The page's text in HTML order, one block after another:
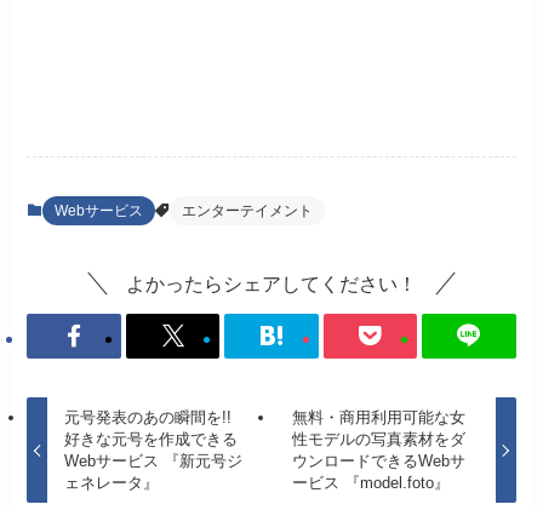
Webサービス エンターテイメント
よかったらシェアしてください！
元号発表のあの瞬間を!!
好きな元号を作成できる
Webサービス 『新元号ジ
ェネレータ』
無料・商用利用可能な女
性モデルの写真素材をダ
ウンロードできるWebサ
ービス 『model.foto』